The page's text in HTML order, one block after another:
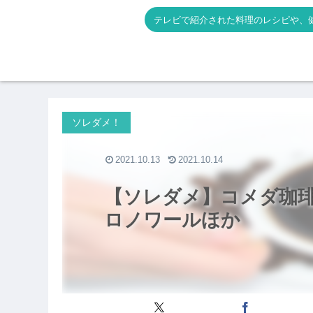
テレビで紹介された料理のレシピや、
【ソレダメ】コメダ珈
ロノワールほか
ソレダメ！
2021.10.13 2021.10.14